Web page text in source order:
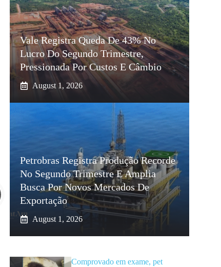
Vale Registra Queda De 43% No
Lucro Do Segundo Trimestre,
Pressionada Por Custos E Câmbio
August 1, 2026
Petrobras Registra Produção Recorde
No Segundo Trimestre E Amplia
Busca Por Novos Mercados De
Exportação
August 1, 2026
Comprovado em exame, pet